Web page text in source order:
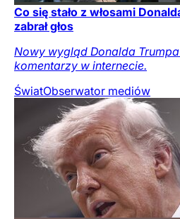
Co się stało z włosami
zabrał głos
Nowy wygląd Donalda Trumpa
komentarzy w internecie.
ŚwiatObserwator mediów